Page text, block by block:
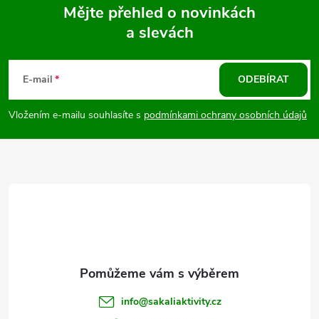
p
a
Mějte přehled o novinkách
a slevách
E-mail
Vložením e-mailu souhlasíte s podmínkami ochrany osobních údajů
ODEBÍRAT
info@sakaliaktivity.cz